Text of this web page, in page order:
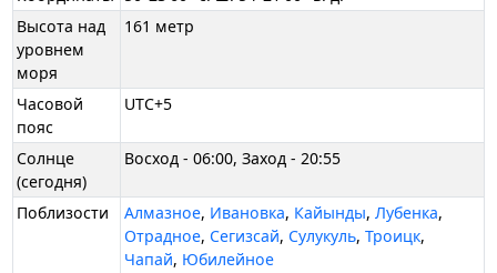
Высота над
уровнем
моря
161 метр
Часовой
пояс
UTC+5
Солнце
(сегодня)
Восход - 06:00, Заход - 20:55
Поблизости Алмазное, Ивановка, Кайынды,Лубенка,
Отрадное, Сегизсай, Сулукуль,Троицк,
Чапай, Юбилейное